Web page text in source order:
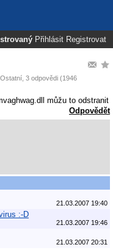
Přihlásit Registrovat
Ostatní , 3 odpovědi (1946
můžu to odstranit
Odpovědět
21.03.2007 19:40
:-D
21.03.2007 19:46
21.03.2007 20:31